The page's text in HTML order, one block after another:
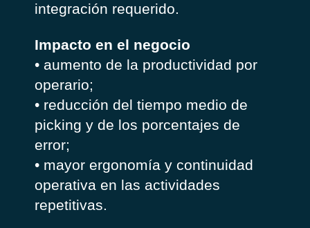
integración requerido.
Impacto en el negocio
• aumento de la productividad por
operario;
• reducción del tiempo medio de
picking y de los porcentajes de
error;
• mayor ergonomía y continuidad
operativa en las actividades
repetitivas.